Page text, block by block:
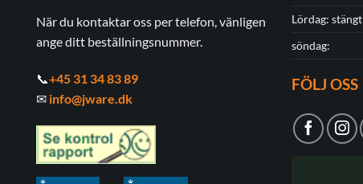
När du kontaktar oss per telefon, vänligen
ange ditt beställningsnummer.
📞+45 31 34 83 89
✉ info@jware.dk
Lördag: stängt
söndag:
FÖLJ OSS